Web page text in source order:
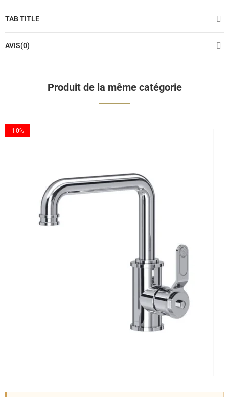
TAB TITLE
AVIS(0)
Produit de la même catégorie
-10%